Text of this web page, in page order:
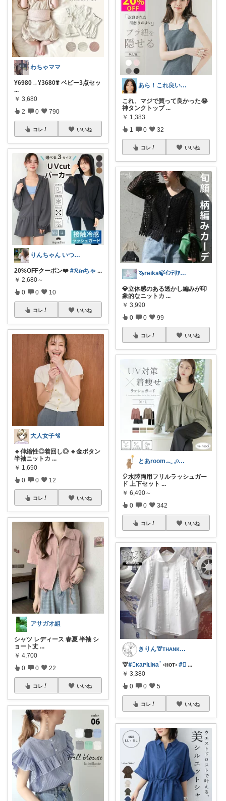
わちゃママ
¥6980→¥3680❣️ ベビー3点セッ
...
￥ 3,680
2 0 790
コレ いいね
りんちゃん いつもありがとう⑅◡̈*♡
20%OFFクーポン❤️ #𝓡𝓲𝓷ちゃ ...
￥ 2,680～
0 0 10
コレ いいね
大人女子🫧
🔹伸縮性◎着回し◎ 🔹金ボタン
半袖ニットカ ...
￥ 1,690
0 0 12
コレ いいね
アサガオ組
シャツ レディース 春夏 半袖 シ
ョート丈 ...
￥ 4,700
0 0 22
コレ いいね
あら！これ良いわね～
これ、マジで買って良かった😭
神タンクトップ ...
￥ 1,383
1 0 32
コレ いいね
🦄reika🍃ｲﾝﾃﾘｱ🕊感謝💐
💎立体感のある透かし編みが印
象的なニットカ ...
￥ 3,990
0 0 99
コレ いいね
とあroom𓂃 𓈒𓏸心地よい衣食住
🎈水陸両用フリルラッシュガー
ド 上下セット ...
￥ 6,490～
0 0 342
コレ いいね
きりん🦒ᴛʜᴀɴᴋs ᴀʟᴡᴀʏs.
🦒#⃞ᴋaᴘiʟiɴaॱ ‹ʜᴏᴛ› #⃞ ...
￥ 3,380
0 0 5
コレ いいね